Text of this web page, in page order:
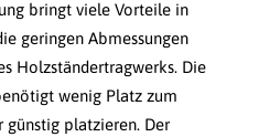
bringt viele Vorteile in
geringen Abmessungen
Holzständertragwerks. Die
wenig Platz zum
günstig platzieren. Der